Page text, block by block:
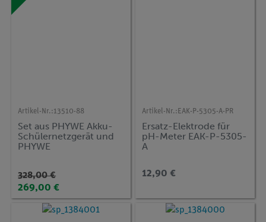
Artikel-Nr.:13510-88
Set aus PHYWE Akku-
Schülernetzgerät und
PHYWE
328,00 €
269,00 €
Artikel-Nr.: EAK-P-5305-A-PR
Ersatz-Elektrode für
pH-Meter EAK-P-5305-
A
12,90 €